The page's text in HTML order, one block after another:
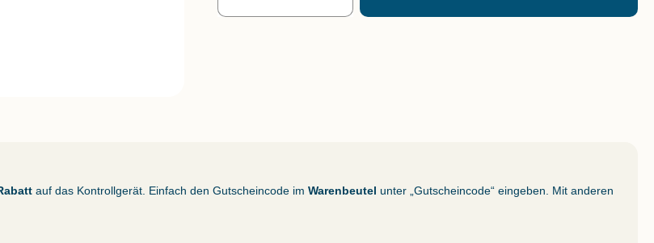
auf das Kontrollgerät. Einfach den Gutscheincode im Warenbeutel unter „Gutscheincode“ eingeben. Mit anderen